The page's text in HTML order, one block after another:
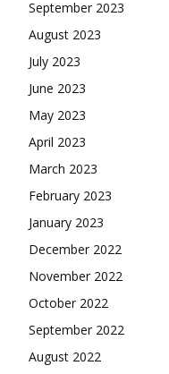
September 2023
August 2023
July 2023
June 2023
May 2023
April 2023
March 2023
February 2023
January 2023
December 2022
November 2022
October 2022
September 2022
August 2022